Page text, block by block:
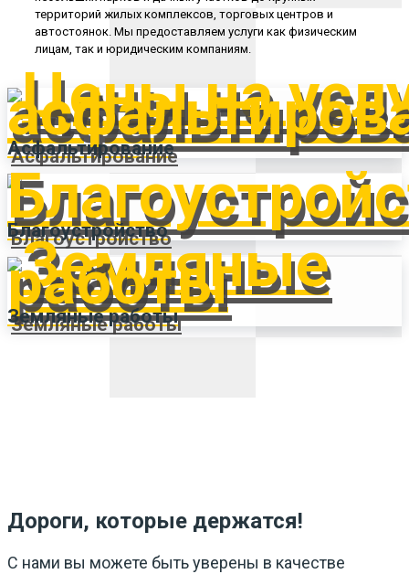
территорий жилых комплексов, торговых центров и
автостоянок. Мы предоставляем услуги как физическим
лицам, так и юридическим компаниям.
Асфальтирование
Благоустройство
Земляные работы
Дороги, которые держатся!
С нами вы можете быть уверены в качестве